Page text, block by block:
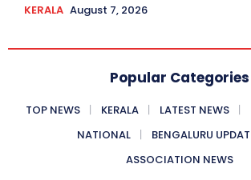
KERALA August 7, 2026
Popular Categories
TOP NEWS KERALA LATEST NEWS
NATIONAL
BENGALURU
ASSOCIATION NEWS